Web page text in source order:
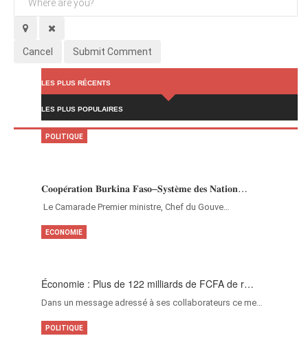
Cancel Submit Comment
LES PLUS RÉCENTS
LES PLUS POPULAIRES
𝐂𝐨𝐨𝐩𝐞́𝐫𝐚𝐭𝐢𝐨𝐧 𝐁𝐮𝐫𝐤𝐢𝐧𝐚 𝐅𝐚𝐬𝐨–𝐒𝐲𝐬𝐭𝐞̀𝐦𝐞 𝐝𝐞𝐬 𝐍𝐚𝐭𝐢𝐨𝐧…
‎Le Camarade Premier ministre, Chef du Gouve…
POLITIQUE
Économie : Plus de 122 milliards de FCFA de r…
Dans un message adressé à ses collaborateurs ce me…
ECONOMIE
POLITIQUE